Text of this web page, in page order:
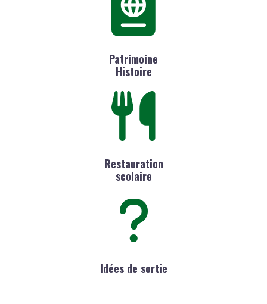
Patrimoine
Histoire
Restauration
scolaire
Idées de sortie